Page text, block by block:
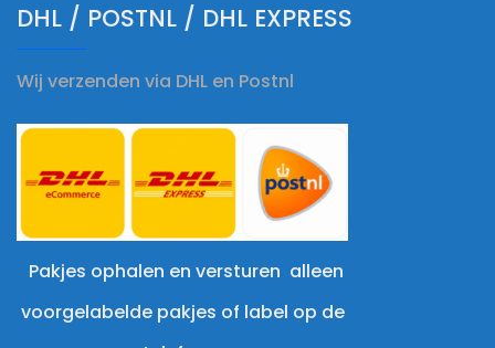
DHL / POSTNL / DHL EXPRESS
Wij verzenden via DHL en Postnl
Pakjes ophalen en versturen alleen
voorgelabelde pakjes of label op de